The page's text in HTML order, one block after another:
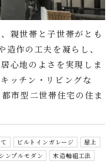
親世帯と子世帯がとも
作の工夫を凝らし、
心地のよさを実現しま
ッチン・リビングな
市型二世帯住宅の住ま
ビルトインガレージ
屋上
シンプルモダン 木造軸組工法